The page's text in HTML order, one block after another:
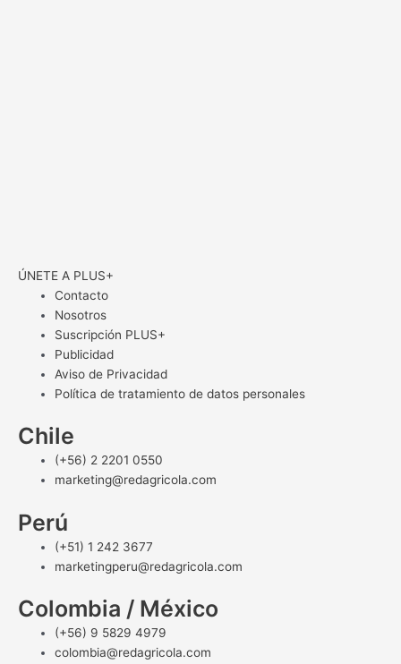
ÚNETE A PLUS+
Contacto
Nosotros
Suscripción PLUS+
Publicidad
Aviso de Privacidad
Política de tratamiento de datos personales
Chile
(+56) 2 2201 0550
marketing@redagricola.com
Perú
(+51) 1 242 3677
marketingperu@redagricola.com
Colombia / México
(+56) 9 5829 4979
colombia@redagricola.com